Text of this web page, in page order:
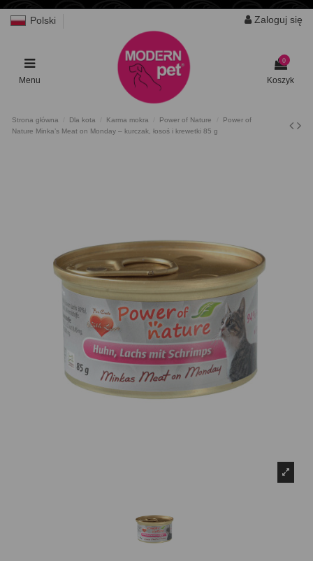
Polski Zaloguj się
Menu
0
Koszyk
Strona główna Dla kota Karma mokra Power of Nature
Power of
Nature Minka’s Meat on Monday – kurczak, łosoś i krewetki 85 g